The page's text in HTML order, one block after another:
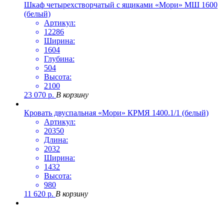
Шкаф четырехстворчатый с ящиками «Мори» МШ 1600
(белый)
Артикул:
12286
Ширина:
1604
Глубина:
504
Высота:
2100
23 070 р. В корзину
Кровать двуспальная «Мори» КРМЯ 1400.1/1 (белый)
Артикул:
20350
Длина:
2032
Ширина:
1432
Высота:
980
11 620 р. В корзину